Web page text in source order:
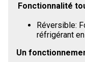
Fonctionnalité
Réversible:
réfrigérant
Un